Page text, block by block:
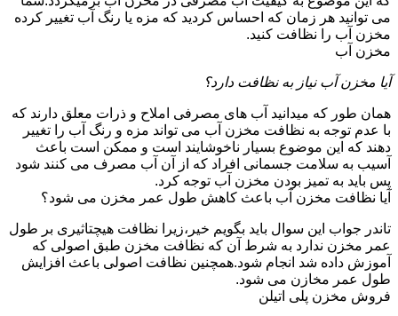
می توانید هر زمان که احساس کردید که مزه یا رنگ آب تغییر کرده
مخزن آب را نظافت کنید.
مخزن آب
آیا مخزن آب نیاز به نظافت دارد؟
همان طور که میدانید آب های مصرفی املاح و ذرات معلق دارند که
با عدم توجه به نظافت مخزن آب می تواند مزه و رنگ آب را تغییر
دهند که این موضوع بسیار ناخوشایند است و ممکن است باعث
آسیب به سلامت جسمانی افراد که از آن آب مصرف می کنند شود
پس باید به تمیز بودن مخزن آب توجه کرد.
آیا نظافت مخزن آب باعث کاهش طول عمر مخزن می شود؟
تاندر جواب این سوال باید بگویم خیر،زیرا نظافت هیچتاثیری بر طول
عمر مخزن ندارد به شرط آن که نظافت مخزن طبق اصولی که
آموزش داده شد انجام شود.همچنین نظافت اصولی باعث افزایش
طول عمر مخازن می شود.
فروش مخزن پلی اتیلن